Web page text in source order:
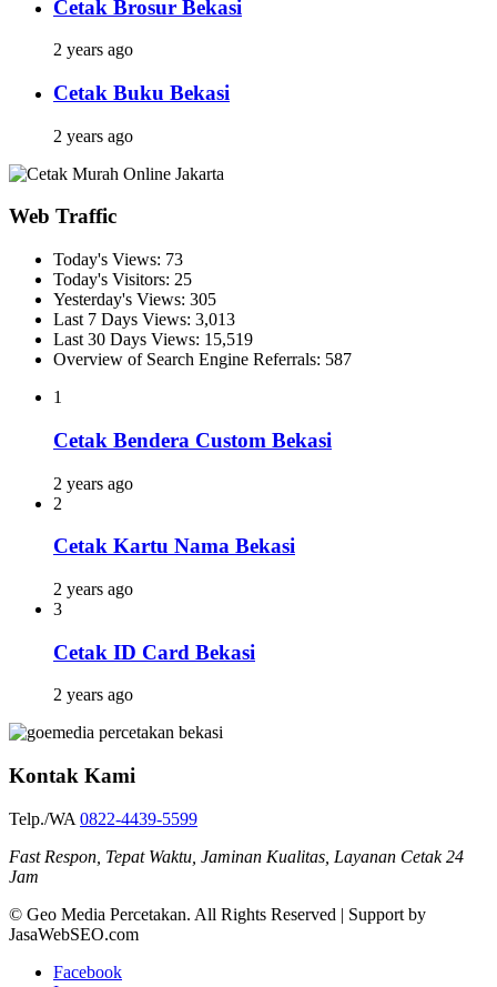
Cetak Brosur Bekasi
2 years ago
Cetak Buku Bekasi
2 years ago
Web Traffic
Today's Views: 73
Today's Visitors: 25
Yesterday's Views: 305
Last 7 Days Views: 3,013
Last 30 Days Views: 15,519
Overview of Search Engine Referrals: 587
1
Cetak Bendera Custom Bekasi
2 years ago
2
Cetak Kartu Nama Bekasi
2 years ago
3
Cetak ID Card Bekasi
2 years ago
Kontak Kami
Telp./WA 0822-4439-5599
Fast Respon, Tepat Waktu, Jaminan Kualitas, Layanan Cetak 24
Jam
© Geo Media Percetakan. All Rights Reserved | Support by
JasaWebSEO.com
Facebook